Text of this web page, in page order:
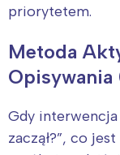
priorytetem.
Metoda
Gdy
zaczął?”, co